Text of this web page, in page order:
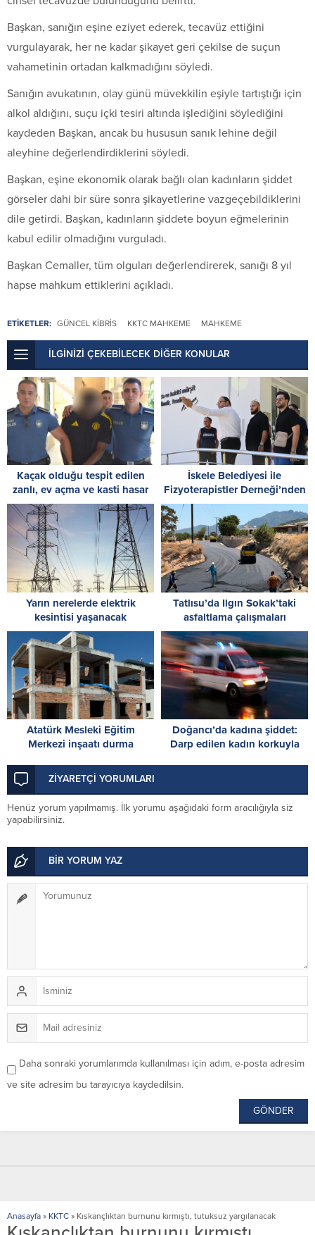
Başkan, sanığın eşine eziyet ederek, tecavüz ettiğini
vurgulayarak, her ne kadar şikayet geri çekilse de suçun
vahametinin ortadan kalkmadığını söyledi.
Sanığın avukatının, olay günü müvekkilin eşiyle tartıştığı için
alkol aldığını, suçu içki tesiri altında işlediğini söylediğini
kaydeden Başkan, ancak bu hususun sanık lehine değil
aleyhine değerlendirdiklerini söyledi.
Başkan, eşine ekonomik olarak bağlı olan kadınların şiddet
görseler dahi bir süre sonra şikayetlerine vazgeçebildiklerini
dile getirdi. Başkan, kadınların şiddete boyun eğmelerinin
kabul edilir olmadığını vurguladı.
Başkan Cemaller, tüm olguları değerlendirerek, sanığı 8 yıl
hapse mahkum ettiklerini açıkladı.
ETİKETLER: GÜNCEL KIBRIS KKTC MAHKEME MAHKEME
İLGİNİZİ ÇEKEBİLECEK DİĞER KONULAR
Kaçak olduğu tespit edilen
zanlı, ev açma ve kasti hasar
vermekle de itham ediliyor: 8
gün tutukluluk
İskele Belediyesi ile
Fizyoterapistler Derneği’nden
Ötüken Özel Eğitim Okulu’na
ziyaret
Yarın nerelerde elektrik
kesintisi yaşanacak
Tatlısu’da Ilgın Sokak’taki
asfaltlama çalışmaları
tamamlandı
Atatürk Mesleki Eğitim
Merkezi inşaatı durma
destek çağrısı
Doğancı’da kadına şiddet:
Darp edilen kadın korkuyla
ZİYARETÇİ YORUMLARI
Henüz yorum yapılmamış. İlk yorumu aşağıdaki form aracılığıyla siz
yapabilirsiniz.
BİR YORUM YAZ
Daha sonraki yorumlarımda kullanılması için adım, e-posta adresim
ve site adresim bu tarayıcıya kaydedilsin.
Anasayfa » KKTC » Kıskançlıktan burnunu kırmıştı, tutuksuz yargılanacak